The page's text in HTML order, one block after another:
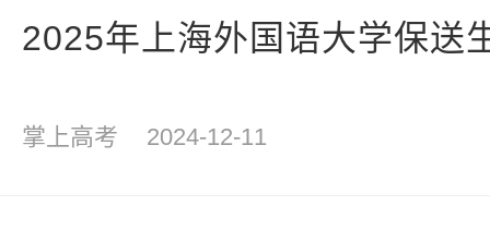
2025年上海外国语大学保送
掌上高考 2024-12-11